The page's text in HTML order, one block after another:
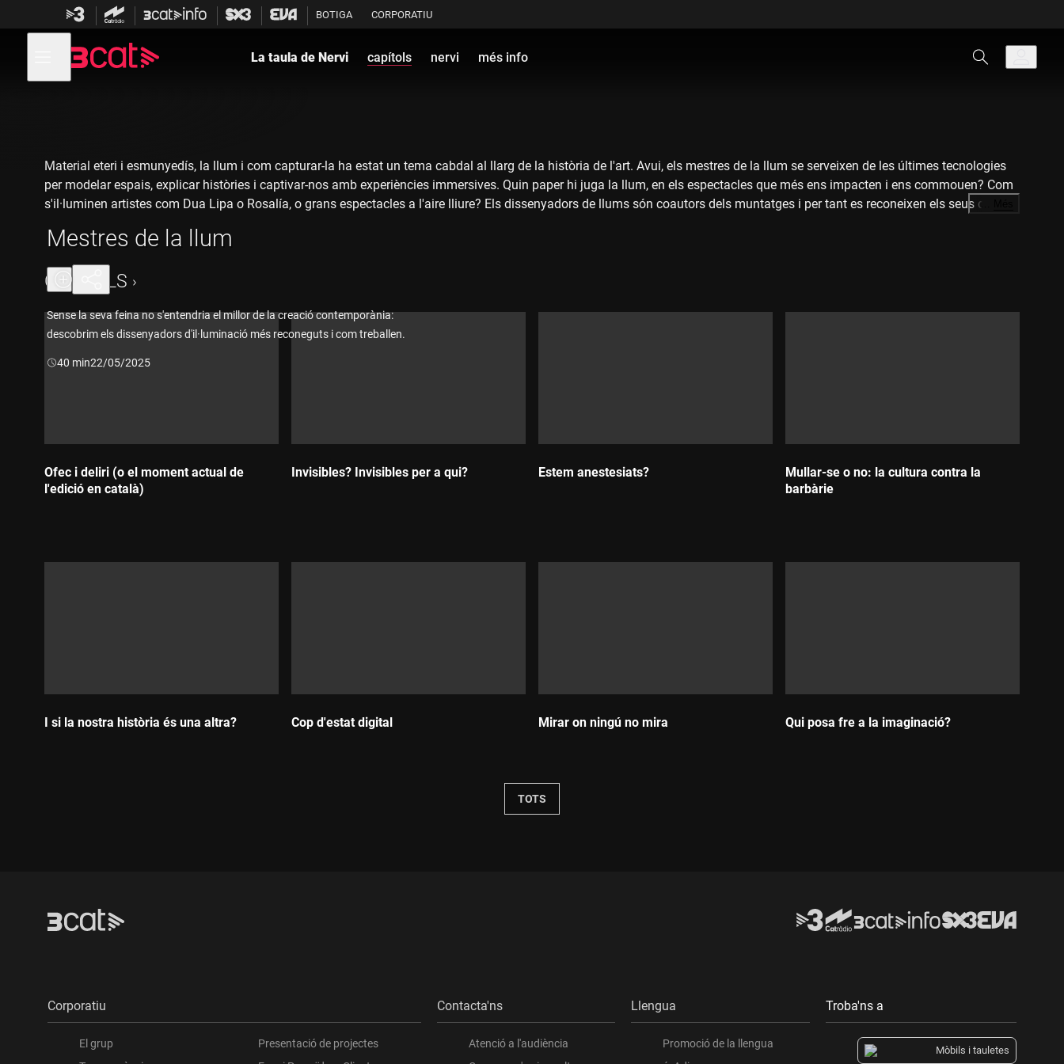
contingut
BOTIGA CORPORATIU
menú
de
La taula de Nervi capítols nervi més info
Mestres de la llum
Sense la seva feina no s'entendria el millor de la creació contemporània:
descobrim els dissenyadors d'il·luminació més reconeguts i com treballen.
Durada:
40 min22/05/2025
Material eteri i esmunyedís, la llum i com capturar-la ha estat un tema cabdal al llarg de la història de l'art. Avui, els mestres de la llum se serveixen de les últimes tecnologies
per modelar espais, explicar històries i captivar-nos amb experiències immersives. Quin paper hi juga la llum, en els espectacles que més ens impacten i ens commouen? Com
s'il·luminen artistes com Dua Lipa o Rosalía, o grans espectacles a l'aire lliure? Els dissenyadors de llums són coautors dels muntatges i per tant es reconeixen els seus drets?
una taula conduïda per Júlia Bertran.
…
CAPÍTOLS
Ofec i deliri (o el moment actual de
l'edició en català)
Invisibles? Invisibles per a qui? Estem anestesiats?
Mullar-se o no: la cultura contra la
barbàrie
I si la nostra història és una altra? Cop d'estat digital Mirar on ningú no mira Qui posa fre a la imaginació?
TOTS
Corporatiu
El grup
Presentació de projectes
Contacta'ns
Atenció a l'audiència
Llengua
Promoció de la llengua
Troba'ns a
Mòbils i tauletes